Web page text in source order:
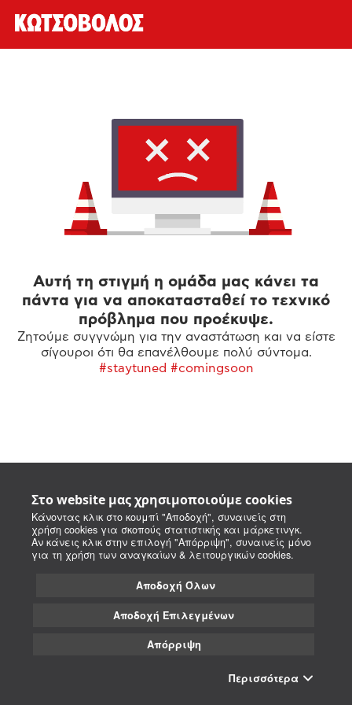
Στο website μας χρησιμοποιούμε cookies
Κάνοντας κλικ στο κουμπί "Αποδοχή", συναινείς στη
χρήση cookies για σκοπούς στατιστικής και μάρκετινγκ.
Αν κάνεις κλικ στην επιλογή "Απόρριψη", συναινείς μόνο
για τη χρήση των αναγκαίων & λειτουργικών cookies.
Αποδοχή Όλων
Αποδοχή Επιλεγμένων
Απόρριψη
Περισσότερα
Αυτή τη στιγμή η ομάδα μας κάνει τα
πάντα για να αποκατασταθεί το τεχνικό
πρόβλημα που προέκυψε.
Ζητούμε συγγνώμη για την αναστάτωση και να είστε
σίγουροι ότι θα επανέλθουμε πολύ σύντομα.
#staytuned #comingsoon